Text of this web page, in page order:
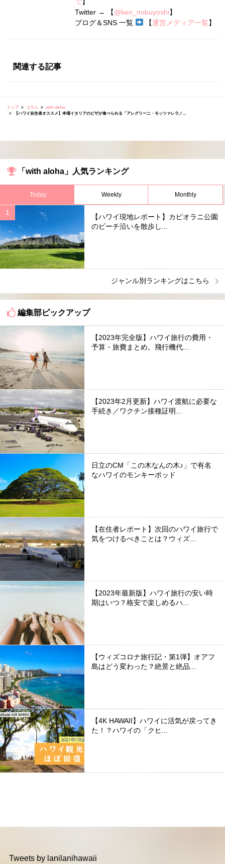
Twitter → 【@ken_nobuyoshi】
ブログ＆SNS 一覧
【運営メディア一覧】
関連する記事
トップ コラム
with aloha
【ハワイ在住者オススメ】本場イタリアのピザが食べられる「アレグリーニ・モッツァレラ／...
「with aloha」人気ランキング
Today Weekly Monthly
【ハワイ現地レポート】カピオラニ公園
のビーチ沿いを散歩し...
ジャンル別ランキングはこちら
編集部ピックアップ
【2023年完全版】ハワイ旅行の費用・
予算・旅費まとめ。飛行機代...
【2023年2月更新】ハワイ渡航に必要な
手続き／ワクチン接種証明...
日立のCM「この木なんの木♪」で有名
なハワイのモンキーポッド
【在住者レポート】次回のハワイ旅行で
気をつけるべきことは？ウィズ...
【2023年最新版】ハワイ旅行の安い時
期はいつ？格安で楽しめるハ...
【ウィズコロナ旅行記・第1弾】オアフ
島はどう変わった？絶景と絶品...
【4K HAWAII】ハワイに活気が戻ってき
た！？ハワイの「クヒ...
Tweets by lanilanihawaii